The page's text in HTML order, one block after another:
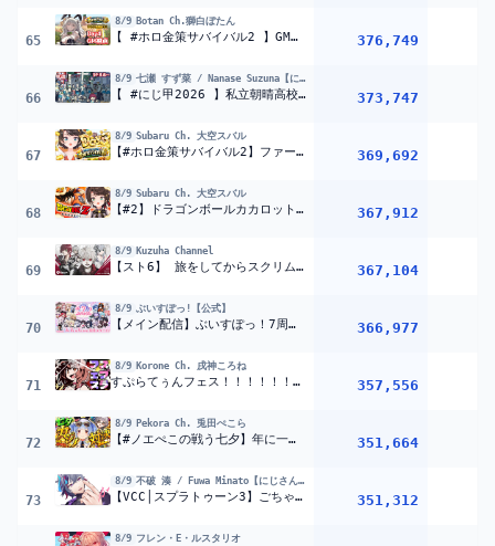
65
8/9 Botan Ch.獅白ぼたん
【 #ホロ金策サバイバル2 】GM視点!セカンドシーズンもホロタウンのラーメン屋ししろぼたんです：Day4(Day3も含めてアプデ情報あり)【獅白ぼたん/ホロライブ】 376,749
66
8/9 七瀬 すず菜 / Nanase Suzuna【にじさんじ】
【 #にじ甲2026 】私立朝晴高校 3年目春～ 【 七瀬すず菜 /
373,747
67
8/9 Subaru Ch. 大空スバル
【#ホロ金策サバイバル2】ファーマー、覚悟のDAY3 金策マイクラやるしゅばあああああああああああああああああああああああああ!!!!!!：MINECRAFT【ホロライブ/大空スバル】 369,692
68
8/9 Subaru Ch. 大空スバル
【#2】ドラゴンボールカカロットやるしゅばあああああああああああああああああああああああああああ！！！！！！【ホロライブ/大空スバル】 367,912
69
8/9 Kuzuha Channel
【スト6】 旅をしてからスクリム vs ティム＝れん３そして宇佐美リト 【 スクリム4日目 】 367,104
70
8/9 ぶいすぽっ!【公式】
【メイン配信】ぶいすぽっ！7周年大感謝祭【#ぶいすぽ7周年大感謝祭】 366,977
71
8/9 Korone Ch. 戌神ころね
すぷらてぅんフェス！！！！！！！（起きれたら9時、万が一寝坊したら誠に申し訳ありません。その時は起きたら連絡いたしますm(__)m） 357,556
72
8/9 Pekora Ch. 兎田ぺこら
【#ノエぺこの戦う七夕】年に一度の大勝負！ノエルVSぺこらカジノ対決2026！ぺこ！【ホロライブ/兎田ぺこら】 351,664
73
8/9 不破 湊 / Fuwa Minato【にじさんじ】
【VCC│スプラトゥーン3】ごちゃ混ぜプラべ & チーム対抗戦【不破湊/大勢/にじさんじ】 351,312
8/9 フレン・E・ルスタリオ